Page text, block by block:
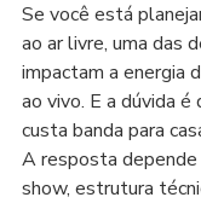
Se você está
ao ar livre, uma das
impactam a energia
ao vivo. E a dúvida é
custa banda para
A resposta
show, estrutura